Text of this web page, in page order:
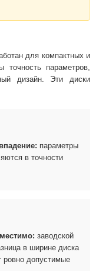
для компактных и
точность параметров,
дизайн. Эти диски
параметры
в точности
заводской
в ширине диска
ровно допустимые